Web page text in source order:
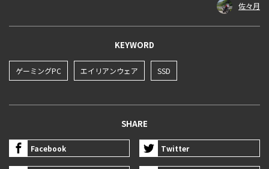
佐々月
KEYWORD
ゲーミングPC エイリアンウェア SSD
SHARE
Facebook Twitter